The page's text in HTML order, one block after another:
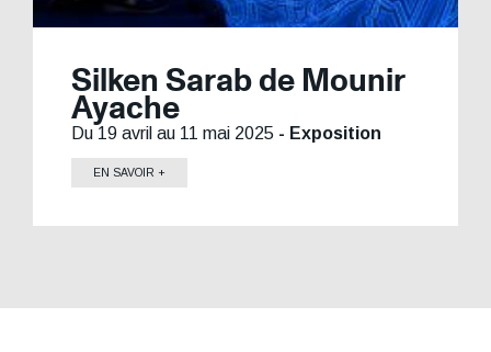
Silken Sarab de Mounir
Ayache
Du 19 avril au 11 mai 2025 - Exposition
EN SAVOIR +